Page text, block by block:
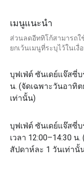
เมนูแนะนำ
ส่วนลดอีททิโก้สามารถใ
ยกเว้นเมนูที่ระบุไว้ในเงื่
บุฟเฟ่ต์ ซันเดย์แจ๊สซี่บ
น. (จัดเฉพาะวันอาทิ
เท่านั้น)
บุฟเฟ่ต์ ซันเดย์แจ๊สซี่
เวลา 12:00–14:30
สัปดาห์ละ 1 วันเท่านั้